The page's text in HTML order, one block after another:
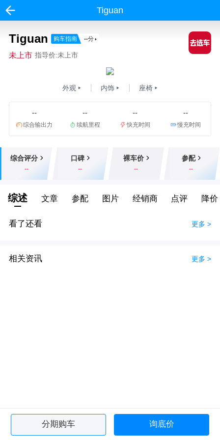
Tiguan
Tiguan 购车指南 --分
未上市 指导价:未上市
外观 内饰 座椅
--
综合输出力
--
续航里程
--
快充时间
--
慢充时间
综合评分
--
口碑
--
裸车价
--
参配
--
综述 文章 参配 图片 经销商 点评 降价
看了还看 更多 >
相关资讯 更多 >
分期购车 询底价